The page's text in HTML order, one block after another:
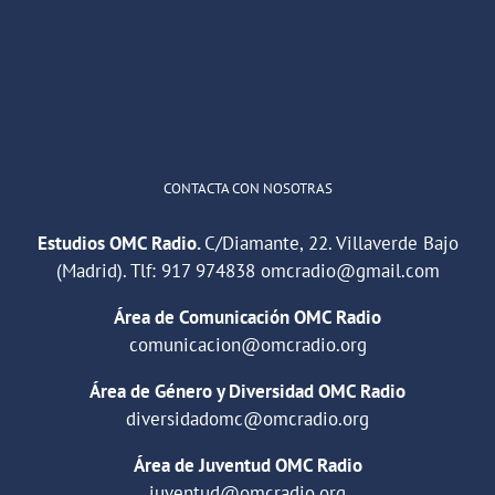
CONTACTA CON NOSOTRAS
Estudios OMC Radio.C/Diamante, 22. Villaverde Bajo
(Madrid). Tlf: 917 974838 omcradio@gmail.com
Área de Comunicación OMC Radio
comunicacion@omcradio.org
Área de Género y Diversidad OMC Radio
diversidadomc@omcradio.org
Área de Juventud OMC Radio